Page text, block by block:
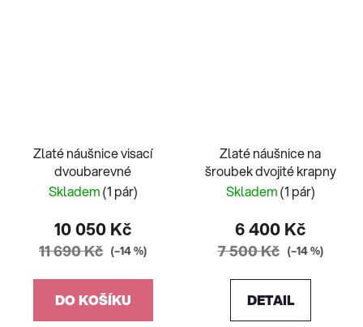
Zlaté náušnice visací
dvoubarevné
Skladem(1 pár)
10 050 Kč
11 690 Kč (–14 %)
DO KOŠÍKU
Zlaté náušnice na
šroubek dvojité krapny
Skladem(1 pár)
6 400 Kč
7 500 Kč (–14 %)
DETAIL